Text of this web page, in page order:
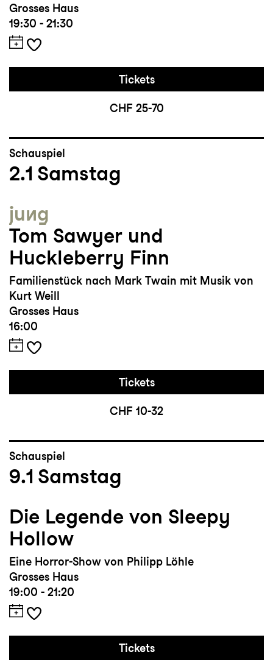
Grosses Haus
19:30 - 21:30
Tickets
CHF 25-70
Schauspiel
2.1 Samstag
jung
Tom Sawyer und
Huckleberry Finn
Familienstück nach Mark Twain mit Musik von
Kurt Weill
Grosses Haus
16:00
Tickets
CHF 10-32
Schauspiel
9.1 Samstag
Die Legende von Sleepy
Hollow
Eine Horror-Show von Philipp Löhle
Grosses Haus
19:00 - 21:20
Tickets